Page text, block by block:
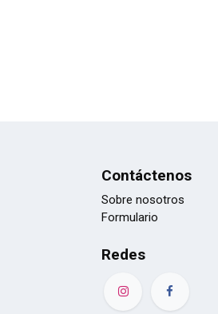
Contáctenos
Sobre nosotros
Formulario
Redes